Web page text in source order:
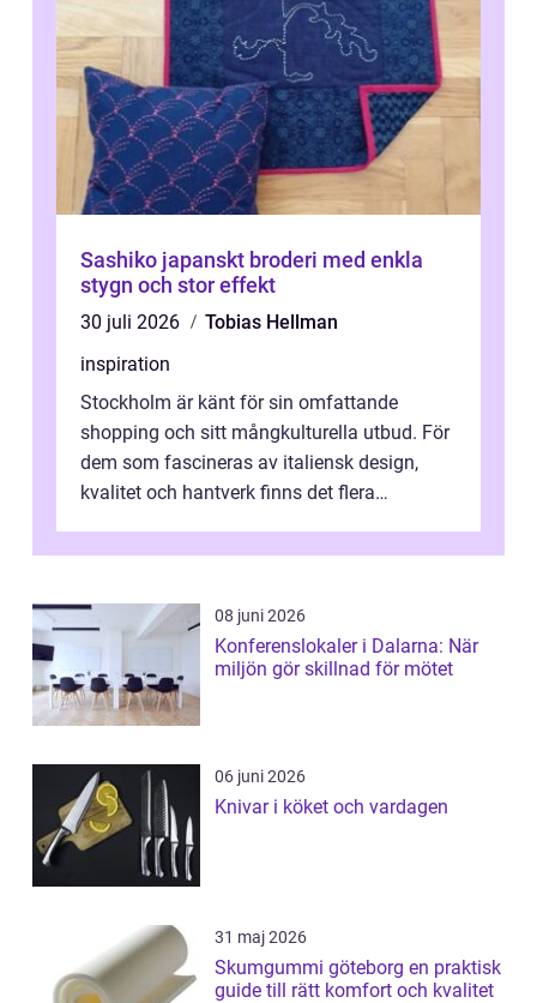
Sashiko japanskt broderi med enkla
stygn och stor effekt
30 juli 2026
Tobias Hellman
inspiration
Stockholm är känt för sin omfattande
shopping och sitt mångkulturella utbud. För
dem som fascineras av italiensk design,
kvalitet och hantverk finns det flera
08 juni 2026
Konferenslokaler i Dalarna: När
miljön gör skillnad för mötet
06 juni 2026
Knivar i köket och vardagen
31 maj 2026
Skumgummi göteborg en praktisk
guide till rätt komfort och kvalitet